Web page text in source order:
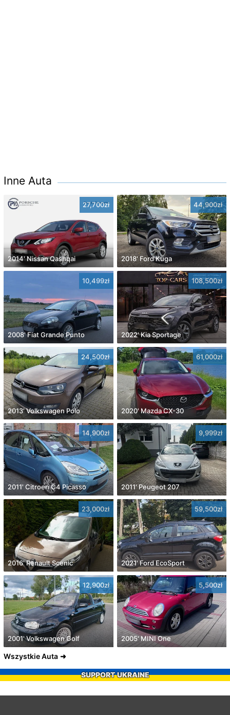
Inne Auta
27,700zł
2014' Nissan Qashqai
44,900zł
2018' Ford Kuga
10,499zł
2008' Fiat Grande Punto
108,500zł
2022' Kia Sportage
24,500zł
2013' Volkswagen Polo
61,000zł
2020' Mazda CX-30
14,900zł
2011' Citroen C4 Picasso
9,999zł
2011' Peugeot 207
23,000zł
2016' Renault Scenic
59,500zł
2021' Ford EcoSport
12,900zł
2001' Volkswagen Golf
5,500zł
2005' MINI One
Wszystkie Auta
SUPPORT UKRAINE